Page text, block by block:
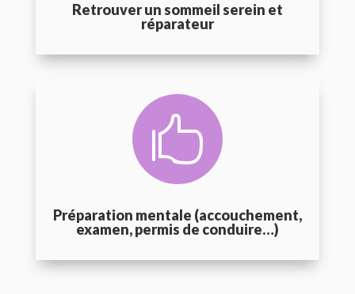
Retrouver un sommeil serein et
réparateur

Préparation mentale (accouchement,
examen, permis de conduire…)